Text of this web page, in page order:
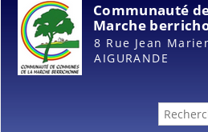
Communauté
Marche
8 Rue Jean
AIGURANDE